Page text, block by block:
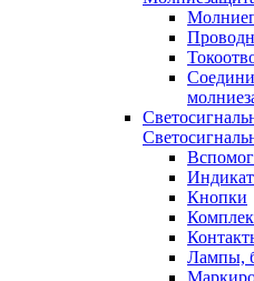
Кнопки
Лампы,